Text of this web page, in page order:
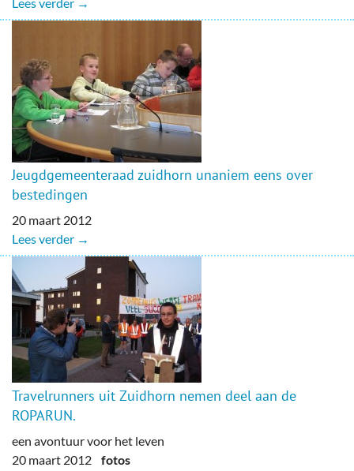
Jeugdgemeenteraad zuidhorn unaniem eens over
bestedingen
20 maart 2012
Lees verder →
Travelrunners uit Zuidhorn nemen deel aan de
ROPARUN.
een avontuur voor het leven
20 maart 2012 fotos